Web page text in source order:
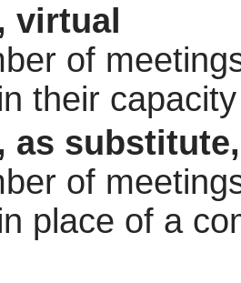
virtual
of
their
as
of
place of a